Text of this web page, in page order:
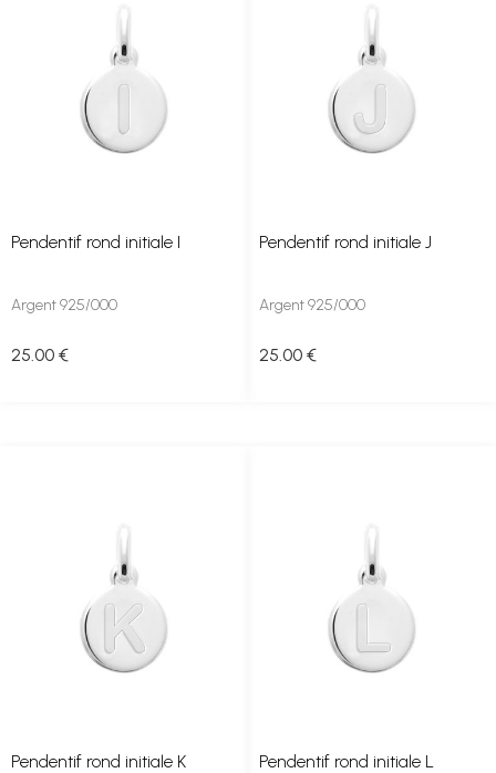
Pendentif rond initiale I
Argent 925/000
25 .00 €
Pendentif rond initiale J
Argent 925/000
25 .00 €
Pendentif rond initiale K Pendentif rond initiale L